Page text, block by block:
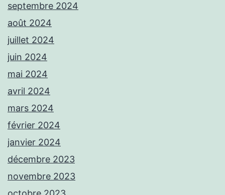
septembre 2024
août 2024
juillet 2024
juin 2024
mai 2024
avril 2024
mars 2024
février 2024
janvier 2024
décembre 2023
novembre 2023